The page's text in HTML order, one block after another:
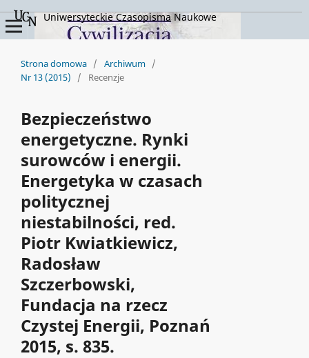
Uniwersyteckie Czasopisma Naukowe
Strona domowa / Archiwum /
Nr 13 (2015)
/ Recenzje
Bezpieczeństwo
energetyczne. Rynki
surowców i energii.
Energetyka w czasach
politycznej
niestabilności, red.
Piotr Kwiatkiewicz,
Radosław
Szczerbowski,
Fundacja na rzecz
Czystej Energii, Poznań
2015, s. 835.